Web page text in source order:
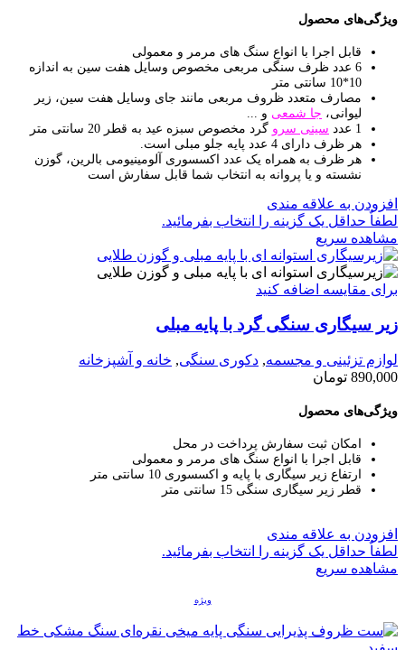
ویژگی‌های محصول
قابل اجرا با انواع سنگ های مرمر و معمولی
6 عدد ظرف سنگی مربعی مخصوص وسایل هفت سین به اندازه
10*10 سانتی متر
مصارف متعدد ظروف مربعی مانند جای وسایل هفت سین، زیر
لیوانی، جا شمعی و ...
1 عدد
سینی سرو گرد مخصوص سبزه عید به قطر 20 سانتی متر
هر ظرف دارای 4 عدد پایه جلو مبلی است.
هر ظرف به همراه یک عدد اکسسوری آلومینیومی بالرین، گوزن
نشسته و یا پروانه به انتخاب شما قابل سفارش است
افزودن به علاقه مندی
لطفاٌ حداقل یک گزینه را انتخاب بفرمائید.
مشاهده سریع
برای مقایسه اضافه کنید
زیر سیگاری سنگی گرد با پایه مبلی
لوازم تزئینی و مجسمه, دکوری سنگی, خانه و آشپزخانه
890,000 تومان
ویژگی‌های محصول
امکان ثبت سفارش پرداخت در محل
قابل اجرا با انواع سنگ های مرمر و معمولی
ارتفاع زیر سیگاری با پایه و اکسسوری 10 سانتی متر
قطر زیر سیگاری سنگی 15 سانتی متر
افزودن به علاقه مندی
لطفاٌ حداقل یک گزینه را انتخاب بفرمائید.
مشاهده سریع
ویژه